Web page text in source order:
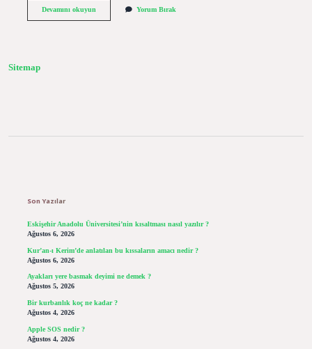
Devamını okuyunSağlık
Yorum Bırak
Sitemap
Son Yazılar
Eskişehir Anadolu Üniversitesi’nin kısaltması nasıl yazılır ?
Ağustos 6, 2026
Kur’an-ı Kerim’de anlatılan bu kıssaların amacı nedir ?
Ağustos 6, 2026
Ayakları yere basmak deyimi ne demek ?
Ağustos 5, 2026
Bir kurbanlık koç ne kadar ?
Ağustos 4, 2026
Apple SOS nedir ?
Ağustos 4, 2026